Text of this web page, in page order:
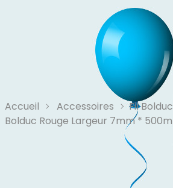
Accueil Accessoires Fil Bolduc
Bolduc Rouge Largeur 7mm * 500m